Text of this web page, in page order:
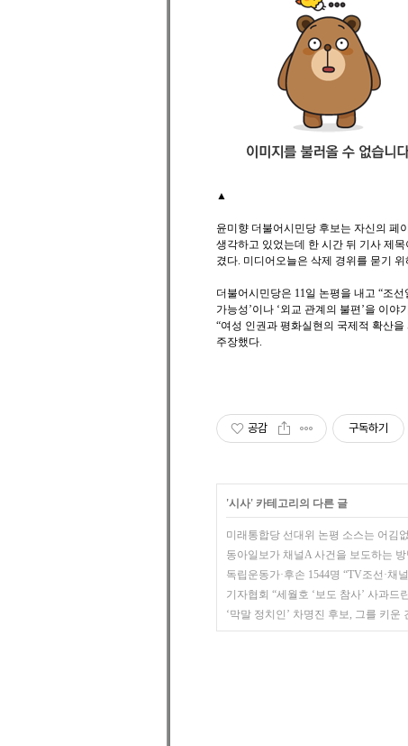
▲
윤미향 더불어시민당 후보는 자신의 페
생각하고 있었는데 한 시간 뒤 기사 제
겼다. 미디어오늘은 삭제 경위를 묻기
더불어시민당은 11일 논평을 내고 “조
가능성’이나 ‘외교 관계의 불편’을 이
“여성 인권과 평화실현의 국제적 확산
주장했다.
공감 구독하기
'시사' 카테고리의 다른 글
미래통합당 선대위 논평 소스는 어김
동아일보가 채널A 사건을 보도하는
독립운동가·후손 1544명 “TV조선·채
기자협회 “세월호 ‘보도 참사’ 사과드
‘막말 정치인’ 차명진 후보, 그를 키